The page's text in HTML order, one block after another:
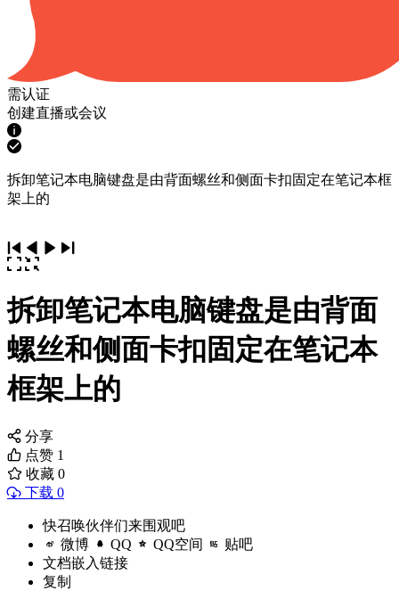
需认证
创建直播或会议
拆卸笔记本电脑键盘是由背面螺丝和侧面卡扣固定在笔记本框
架上的
拆卸笔记本电脑键盘是由背面
螺丝和侧面卡扣固定在笔记本
框架上的
分享
点赞 1
收藏 0
下载 0
快召唤伙伴们来围观吧
微博 QQ QQ空间 贴吧
文档嵌入链接
复制